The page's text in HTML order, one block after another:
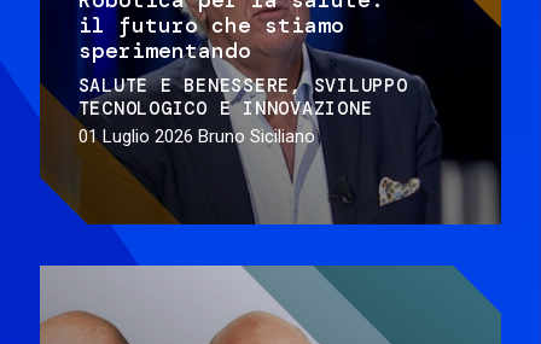
il futuro che stiamo
sperimentando
SALUTE E BENESSERE
SVILUPPO
TECNOLOGICO E INNOVAZIONE
01 Luglio 2026 Bruno Siciliano